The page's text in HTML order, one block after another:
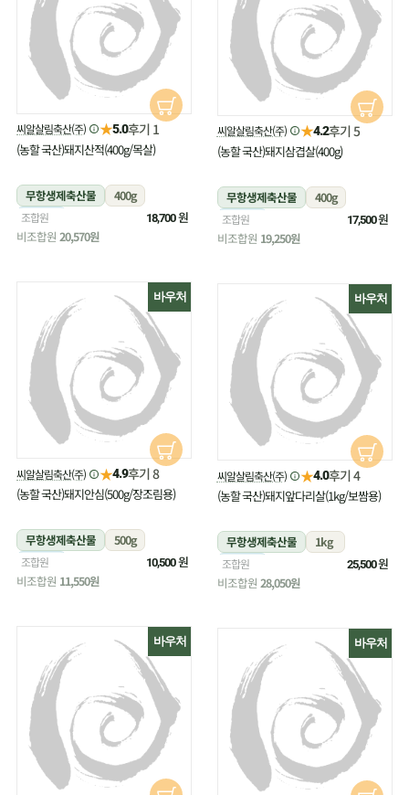
씨알살림축산(주) ★5.0후기 1
(농할 국산)돼지산적(400g/목살)
무항생제축산물
400g
냉장
조합원 18,700원
비조합원 20,570원
씨알살림축산(주) ★4.2후기 5
(농할 국산)돼지삼겹살(400g)
무항생제축산물
400g
냉장
조합원 17,500원
비조합원 19,250원
바우처
씨알살림축산(주) ★4.9후기 8
(농할 국산)돼지안심(500g/장조림용)
무항생제축산물
500g
냉장
조합원 10,500원
비조합원 11,550원
바우처
씨알살림축산(주) ★4.0후기 4
(농할 국산)돼지앞다리살(1kg/보쌈용)
무항생제축산물
1kg
냉장
조합원 25,500원
비조합원 28,050원
바우처 바우처